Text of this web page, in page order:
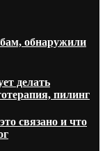
обнаружили
делать
пилинг
связано и что